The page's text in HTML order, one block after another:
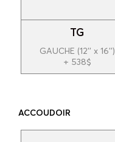
TG
GAUCHE (12'' x 16'')
+ 538$
ACCOUDOIR